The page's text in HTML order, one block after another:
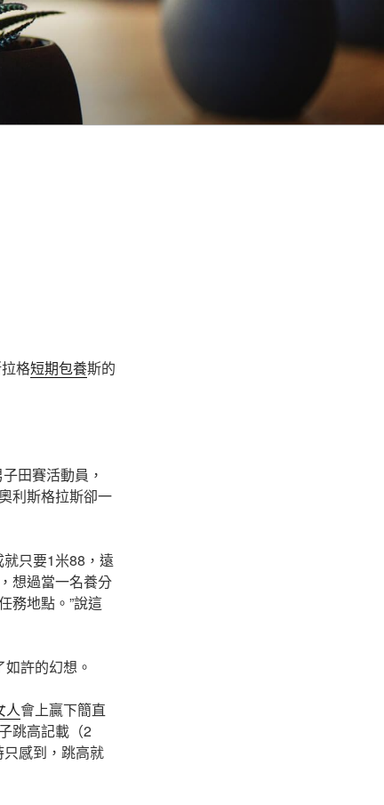
格短期包養斯的
田賽活動員，
利斯格拉斯卻一
只要1米88，遠
想過當一名養分
務地點。”說這
許的幻想。
人會上贏下簡直
跳高記載（2
感到，跳高就